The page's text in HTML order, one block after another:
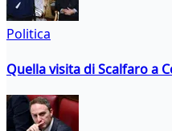
Politica
Quella visita di Scalfaro a